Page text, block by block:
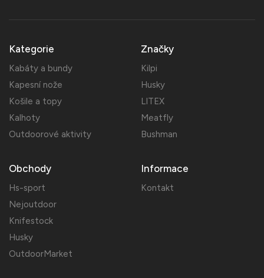
Kategorie
Kabáty a bundy
Kapesní nože
Košile a topy
Kalhoty
Outdoorové aktivity
Značky
Kilpi
Husky
LITEX
Meatfly
Bushman
Obchody
Hs-sport
Nejoutdoor
Knifestock
Husky
OutdoorMarket
Informace
Kontakt